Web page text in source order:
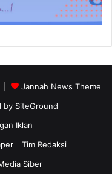
|
Jannah News Theme
by SiteGround
Iklan
Tim Redaksi
Siber